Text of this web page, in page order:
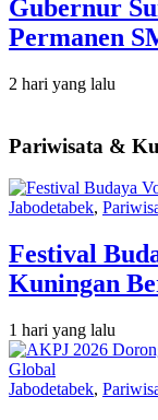
Gubernur
Permanen
2 hari yang lalu
Pariwisata &
Jabodetabek,
Festival
Kuningan
1 hari yang lalu
Jabodetabek,